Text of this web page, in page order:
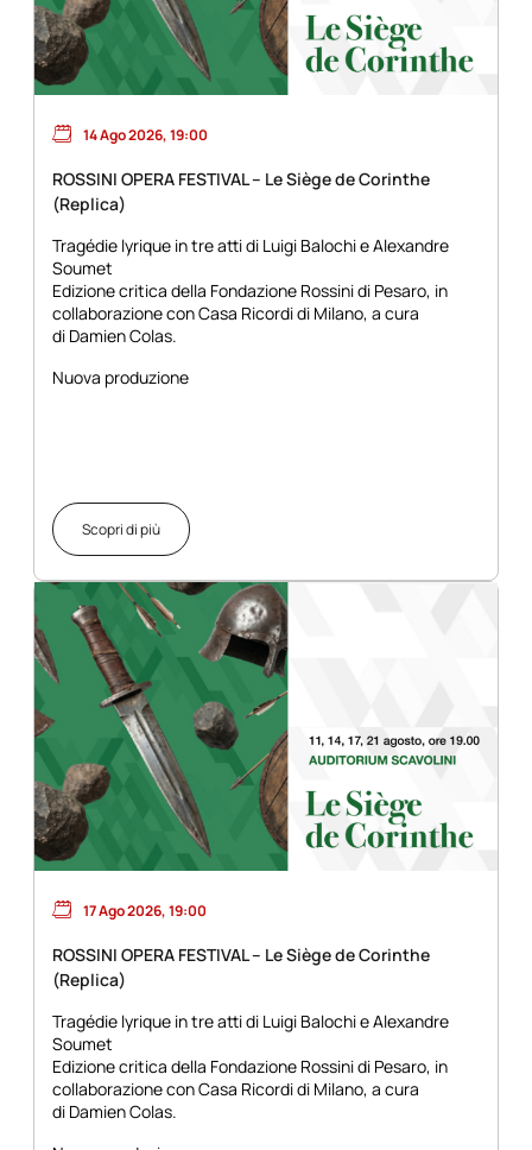
14 Ago 2026, 19:00
ROSSINI OPERA FESTIVAL – Le Siège de Corinthe
(Replica)
Tragédie lyrique in tre atti di Luigi Balochi e Alexandre
Soumet
Edizione critica della Fondazione Rossini di Pesaro, in
collaborazione con Casa Ricordi di Milano, a cura
di Damien Colas.
Nuova produzione
Scopri di più
17 Ago 2026, 19:00
ROSSINI OPERA FESTIVAL – Le Siège de Corinthe
(Replica)
Tragédie lyrique in tre atti di Luigi Balochi e Alexandre
Soumet
Edizione critica della Fondazione Rossini di Pesaro, in
collaborazione con Casa Ricordi di Milano, a cura
di Damien Colas.